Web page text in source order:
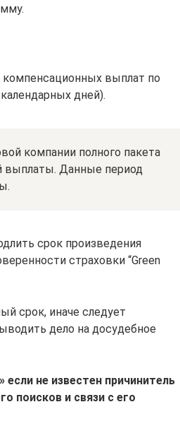
компенсационных выплат по
дней).
компании полного пакета
выплаты. Данные период
срок произведения
страховки “Green
срок, иначе следует
дело на досудебное
не известен причинитель
поисков и связи с его